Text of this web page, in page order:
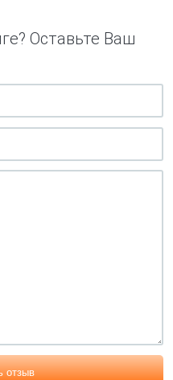
Оставьте Ваш
отзыв